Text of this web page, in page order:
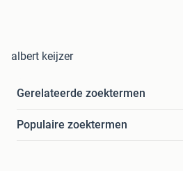
albert keijzer
Gerelateerde zoektermen
Populaire zoektermen